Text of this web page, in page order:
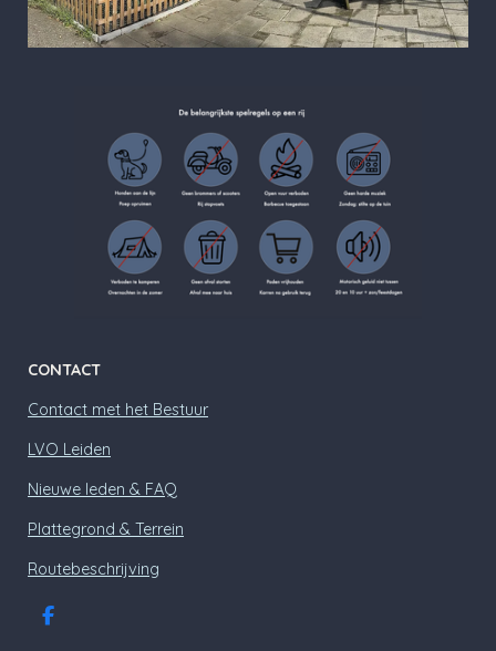
CONTACT
Contact met het Bestuur
LVO Leiden
Nieuwe leden & FAQ
Plattegrond & Terrein
Routebeschrijving
F